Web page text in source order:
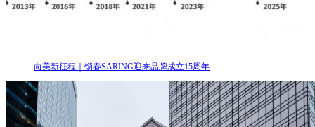
向美新征程｜锁春SARING迎来品牌成立15周年